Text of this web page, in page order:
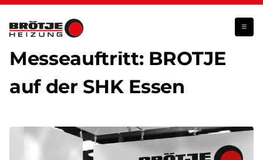
Vom 6. bis zum 9. September befindet sich BRÖTJE auf der SHK Essen
Messeauftritt: BRÖTJE
auf der SHK Essen